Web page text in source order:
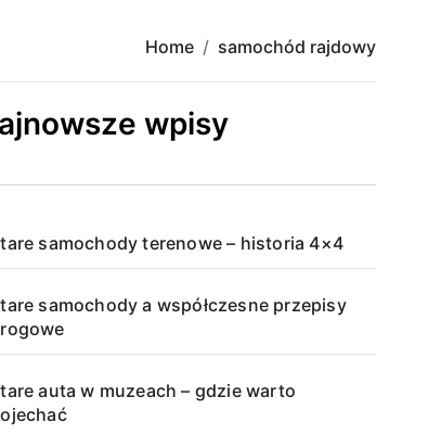
Home samochód rajdowy
wpisy
samochody terenowe – historia 4×4
samochody a współczesne przepisy
auta w muzeach – gdzie warto